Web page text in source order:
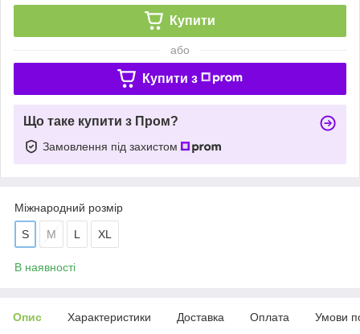
Купити
або
Купити з
Що таке купити з Пром?
Замовлення під захистом
Міжнародний розмір
S M L XL
В наявності
Опис Характеристики Доставка Оплата Умови